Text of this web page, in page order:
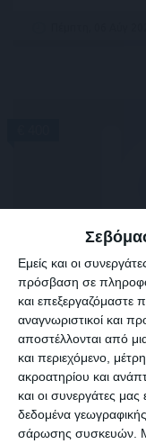
Εμείς και οι
πρόσβαση σε
και
αναγνωριστικοί και
αποστέλλονται από
και περιεχόμενο,
ακροατηρίου και
και οι συνεργάτες
δεδομένα
σάρωσης συσκευών.
ΠΑΤΙΝΙ
Ηράκλειο
XIAOMI, με 25χλμ,
μήνες, πωλείται με
400€